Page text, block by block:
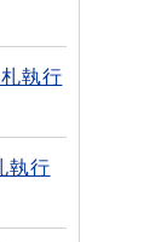
執行
執行